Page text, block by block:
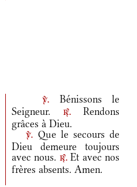
v.
Bénissons le
Seigneur.
r.Rendons
grâces à Dieu.
v. Que le secours de
Dieu demeure toujours
avec nous. r.Et avec nos
frères absents. Amen.